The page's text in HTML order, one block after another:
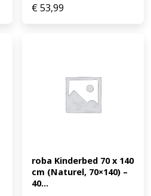
€53,99
roba Kinderbed 70 x 140
cm (Naturel, 70×140) –
40...